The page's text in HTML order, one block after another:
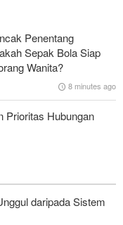
Penyebab
AS Geger Otak
Penentang
Sepak Bola Siap
Wanita?
8 minutes ago
Prioritas Hubungan
daripada Sistem